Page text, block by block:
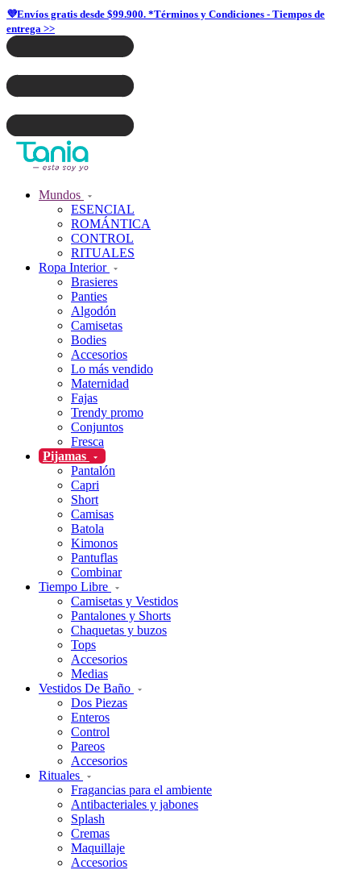
💜Envíos gratis desde $99.900. *Términos y Condiciones - Tiempos de
entrega >>
Mundos
ESENCIAL
ROMÁNTICA
CONTROL
RITUALES
Ropa Interior
Brasieres
Panties
Algodón
Camisetas
Bodies
Accesorios
Lo más vendido
Maternidad
Fajas
Trendy promo
Conjuntos
Fresca
Pijamas
Pantalón
Capri
Short
Camisas
Batola
Kimonos
Pantuflas
Combinar
Tiempo Libre
Camisetas y Vestidos
Pantalones y Shorts
Chaquetas y buzos
Tops
Accesorios
Medias
Vestidos De Baño
Dos Piezas
Enteros
Control
Pareos
Accesorios
Rituales
Fragancias para el ambiente
Antibacteriales y jabones
Splash
Cremas
Maquillaje
Accesorios